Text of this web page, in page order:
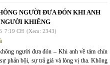
NGƯỜI ĐƯA ĐÓN KHI ANH
KHIÊNG
7:19 CH (Xem: 2343)
người đưa đón – Khi anh về tám chín
phản bội, sự trả giá và lòng vị tha. Không